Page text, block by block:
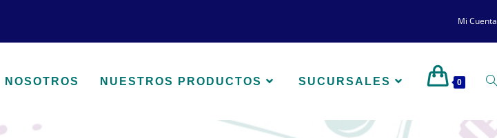
Mi Cuenta
NOSOTROS NUESTROS PRODUCTOS SUCURSALES 0